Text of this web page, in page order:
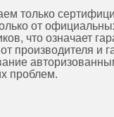
только
от
что означает
производителя и
проблем.